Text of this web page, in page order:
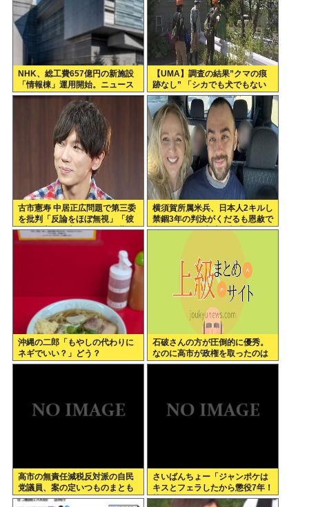
NHK、総工費657億円の新施設
「情報棟」運用開始。ニュース
スタジオがスケスケになる
【UMA】調査の結果”クマの痕
跡なし” 「シカでも犬でもない
ゴロンとして黒い動物を見た」
札幌市清田区
古市憲寿 中居正広問題で第三委
を批判「反論をほぼ無視」「彼
らが一方的に言ったことが世の
中に定着してしまう」橋下徹も
横須賀所属米兵、日本人2キルし
禁錮3年の判決がくだるも恩赦で
釈放！ニュー速愛国者「辺野
沖縄の二郎「もやしの代わりに
ネギでいい？」どう？
石破さんの方が圧倒的に優秀。
なのに高市が政権を取ったのは
おかしい
高市の無責任減税反対派の自民
党議員、案の定いつものまとも
なメンツだったwww
さいばんちょー「ジャンポケは
キスとフェラしたから懲役7年！
執行猶予なし！」←殺人並みに